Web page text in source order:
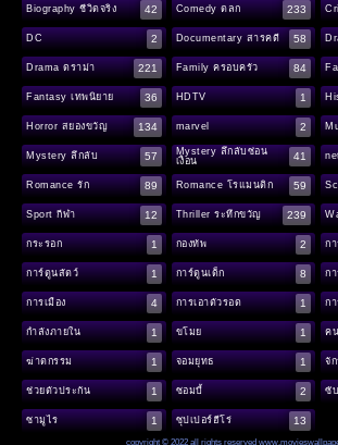
Biography ชีวิตจริง 42 Comedy ตลก 233
DC 2 Documentary สารคดี 58
Drama ดราม่า 221 Family ครอบครัว 84
Fantasy เทพนิยาย 36 HDTV 1
Horror สยองขวัญ 134 marvel 2
Mystery ลึกลับ 57
Mystery ลึกลับซ่อน
เงื่อน
41
Romance รัก 89 Romance โรแมนติก 59
Sport กีฬา 12 Thriller ระทึกขวัญ 239
กระรอก 1 กองทัพ 2 ก
การ์ตูนสัตว์ 1 การ์ตูนเด็ก 8 ก
การเมือง 4 การเอาตัวรอด 1 ก
กำลังภายใน 1 ขโมย 1 ค
ฆ่าตกรรม 1 จอมยุทธ 1 จั
ช่วยตัวประกัน 1 ซอมบี้ 2 ซั
ซามูไร 1 ซุปเปอร์ฮีโร่ 13
copyright © 2022 all rights reserved